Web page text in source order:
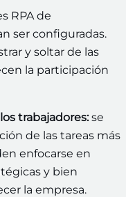
RPA de
ser configuradas.
y soltar de las
la participación
trabajadores:se
de las tareas más
enfocarse en
y bien
la empresa.